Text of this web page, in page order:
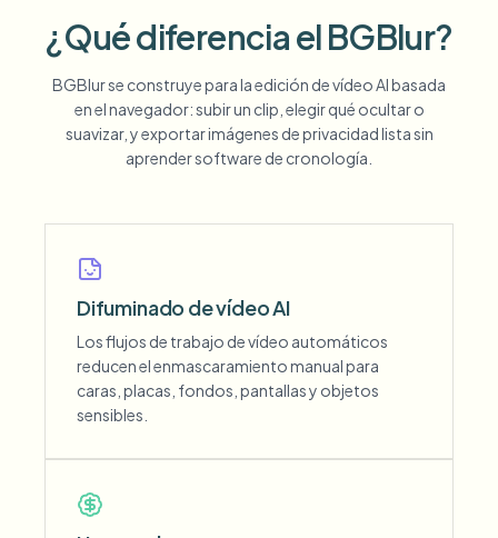
¿Qué diferencia el BGBlur?
BGBlur se construye para la edición de vídeo AI basada
en el navegador: subir un clip, elegir qué ocultar o
suavizar, y exportar imágenes de privacidad lista sin
aprender software de cronología.
Difuminado de vídeo AI
Los flujos de trabajo de vídeo automáticos
reducen el enmascaramiento manual para
caras, placas, fondos, pantallas y objetos
sensibles.